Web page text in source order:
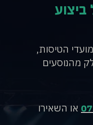
ביצוע
הטיסות,
מהנוסעים
או השאירו